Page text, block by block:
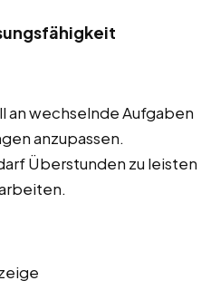
an wechselnde Aufgaben
anzupassen.
Überstunden zu leisten